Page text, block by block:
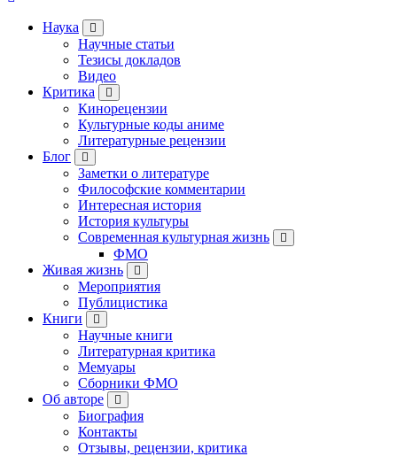
Наука
Научные статьи
Тезисы докладов
Видео
Критика
Кинорецензии
Культурные коды аниме
Литературные рецензии
Блог
Заметки о литературе
Философские комментарии
Интересная история
История культуры
Современная культурная жизнь
ФМО
Живая жизнь
Мероприятия
Публицистика
Книги
Научные книги
Литературная критика
Мемуары
Сборники ФМО
Об авторе
Биография
Контакты
Отзывы, рецензии, критика